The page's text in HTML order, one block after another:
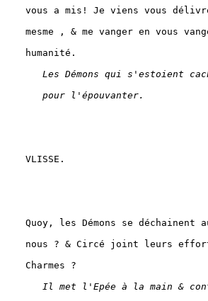
vous a mis! Je viens vous
mesme , & me vanger en vous
humanité.
Les Démons qui s'estoient
pour l'épouvanter.
VLISSE.
Quoy, les Démons se déchainent
nous ? & Circé joint leurs
Charmes ?
Il met l'Epée à la main &